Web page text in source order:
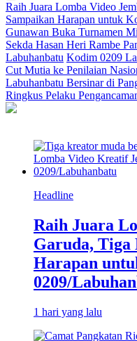
Raih Juara Lomba Video
Sampaikan Harapan untuk
Gunawan Buka Turnamen
Sekda Hasan Heri Rambe
Labuhanbatu Kodim 0209
Cut Mutia ke Penilaian
Labuhanbatu Bersinar di
Ringkus Pelaku
Headline
Raih Juara
Garuda,
Harapan
0209/
1 hari yang lalu